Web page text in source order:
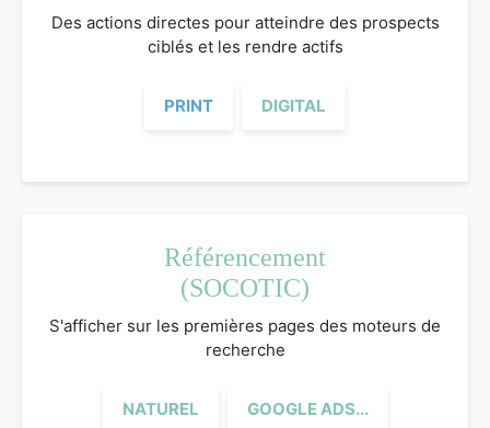
Des actions directes pour atteindre des prospects
ciblés et les rendre actifs
PRINT DIGITAL
Référencement
(SOCOTIC)
S'afficher sur les premières pages des moteurs de
recherche
NATUREL GOOGLE ADS...